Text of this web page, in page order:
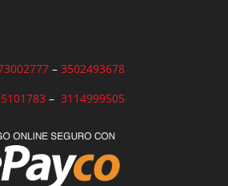
–3502493678
–3114999505